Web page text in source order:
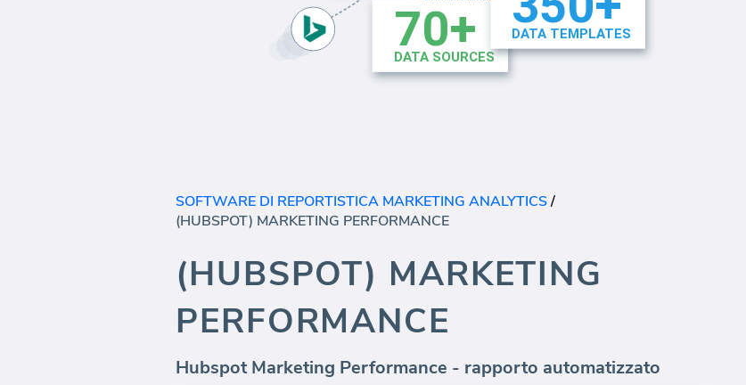
SOFTWARE DI REPORTISTICA MARKETING ANALYTICS/
(HUBSPOT) MARKETING PERFORMANCE
(HUBSPOT) MARKETING
PERFORMANCE
Hubspot Marketing Performance - rapporto automatizzato